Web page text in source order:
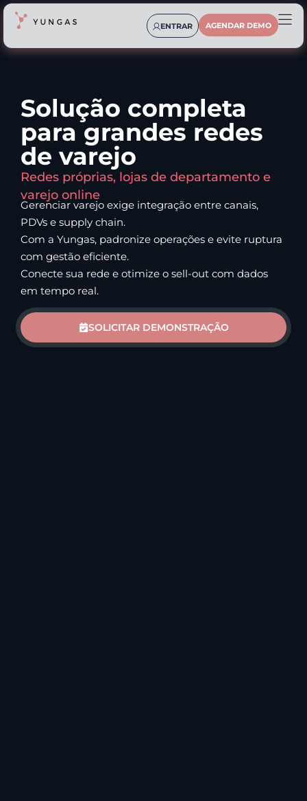
ENTRAR AGENDAR DEMO
Solução completa
para grandes redes
de varejo
Redes próprias, lojas de departamento e
varejo online
Gerenciar varejo exige integração entre canais,
PDVs e supply chain.
Com a Yungas, padronize operações e evite ruptura
com gestão eficiente.
Conecte sua rede e otimize o sell-out com dados
em tempo real.
SOLICITAR DEMONSTRAÇÃO